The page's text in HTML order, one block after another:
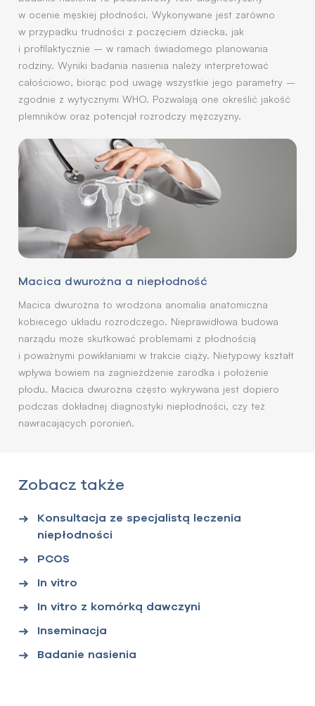
w ocenie męskiej płodności. Wykonywane jest zarówno
w przypadku trudności z poczęciem dziecka, jak
i profilaktycznie – w ramach świadomego planowania
rodziny. Wyniki badania nasienia należy interpretować
całościowo, biorąc pod uwagę wszystkie jego parametry –
zgodnie z wytycznymi WHO. Pozwalają one określić jakość
plemników oraz potencjał rozrodczy mężczyzny.
Macica dwurożna a niepłodność
Macica dwurożna to wrodzona anomalia anatomiczna
kobiecego układu rozrodczego. Nieprawidłowa budowa
narządu może skutkować problemami z płodnością
i poważnymi powikłaniami w trakcie ciąży. Nietypowy kształt
wpływa bowiem na zagnieżdżenie zarodka i położenie
płodu. Macica dwurożna często wykrywana jest dopiero
podczas dokładnej diagnostyki niepłodności, czy też
nawracających poronień.
Zobacz także
Konsultacja ze specjalistą leczenia
niepłodności
PCOS
In vitro
In vitro z komórką dawczyni
Inseminacja
Badanie nasienia